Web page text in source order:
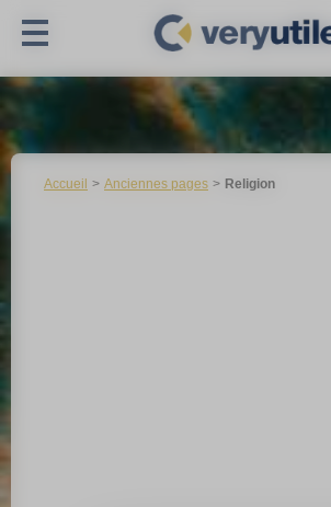
Accueil Anciennes pages Religion